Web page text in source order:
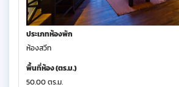
ประเภทห้องพัก
ห้องสวีท
พื้นที่ห้อง (ตร.ม.)
50.00 ตร.ม.